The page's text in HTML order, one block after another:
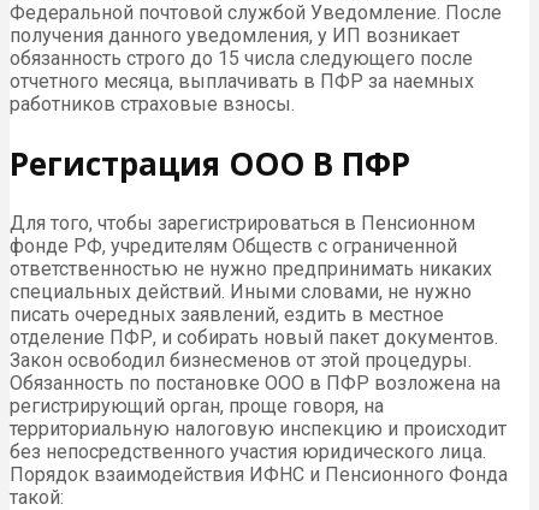
Федеральной почтовой службой Уведомление. После
получения данного уведомления, у ИП возникает
обязанность строго до 15 числа следующего после
отчетного месяца, выплачивать в ПФР за наемных
работников страховые взносы.
Регистрация ООО В ПФР
Для того, чтобы зарегистрироваться в Пенсионном
фонде РФ, учредителям Обществ с ограниченной
ответственностью не нужно предпринимать никаких
специальных действий. Иными словами, не нужно
писать очередных заявлений, ездить в местное
отделение ПФР, и собирать новый пакет документов.
Закон освободил бизнесменов от этой процедуры.
Обязанность по постановке ООО в ПФР возложена на
регистрирующий орган, проще говоря, на
территориальную налоговую инспекцию и происходит
без непосредственного участия юридического лица.
Порядок взаимодействия ИФНС и Пенсионного Фонда
такой: